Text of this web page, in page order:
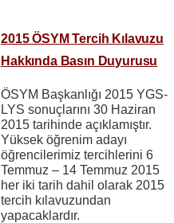
2015 ÖSYM Tercih Kılavuzu
Hakkında Basın Duyurusu
ÖSYM Başkanlığı 2015 YGS-
LYS sonuçlarını 30 Haziran
2015 tarihinde açıklamıştır.
Yüksek öğrenim adayı
öğrencilerimiz tercihlerini 6
Temmuz – 14 Temmuz 2015
her iki tarih dahil olarak 2015
tercih kılavuzundan
yapacaklardır.